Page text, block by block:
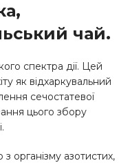
чай.
спектра дії. Цей
як відхаркувальний
сечостатевої
цього збору
організму азотистих,